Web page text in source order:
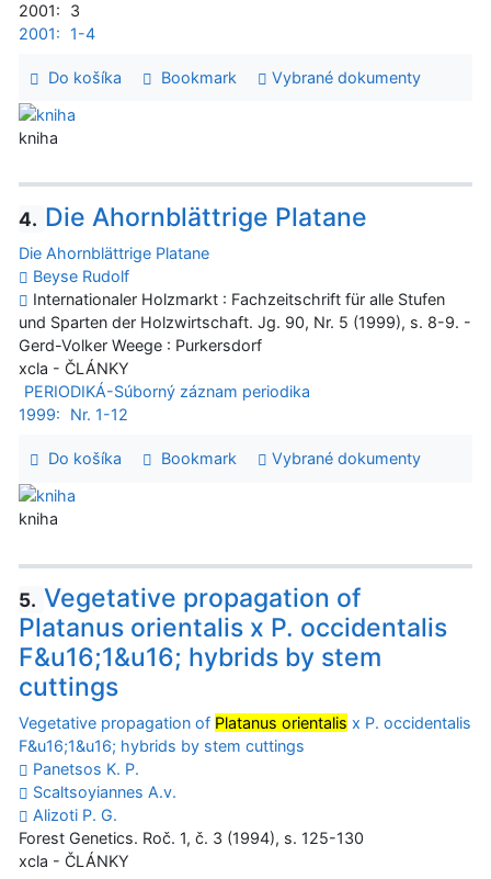
2001:
3
2001:
1-4
Do košíka Bookmark Vybrané dokumenty
kniha
4. Die Ahornblättrige Platane
Die Ahornblättrige Platane
Beyse Rudolf
Internationaler Holzmarkt : Fachzeitschrift für alle Stufen
und Sparten der Holzwirtschaft. Jg. 90, Nr. 5 (1999), s. 8-9. -
Gerd-Volker Weege : Purkersdorf
xcla - ČLÁNKY
PERIODIKÁ-Súborný záznam periodika
1999:
Nr. 1-12
Do košíka Bookmark Vybrané dokumenty
kniha
5. Vegetative propagation of
Platanus orientalis x P. occidentalis
F&u16;1&u16; hybrids by stem
cuttings
Vegetative propagation of Platanus orientalis x P. occidentalis
F&u16;1&u16; hybrids by stem cuttings
Panetsos K. P.
Scaltsoyiannes A.v.
Alizoti P. G.
Forest Genetics. Roč. 1, č. 3 (1994), s. 125-130
xcla - ČLÁNKY